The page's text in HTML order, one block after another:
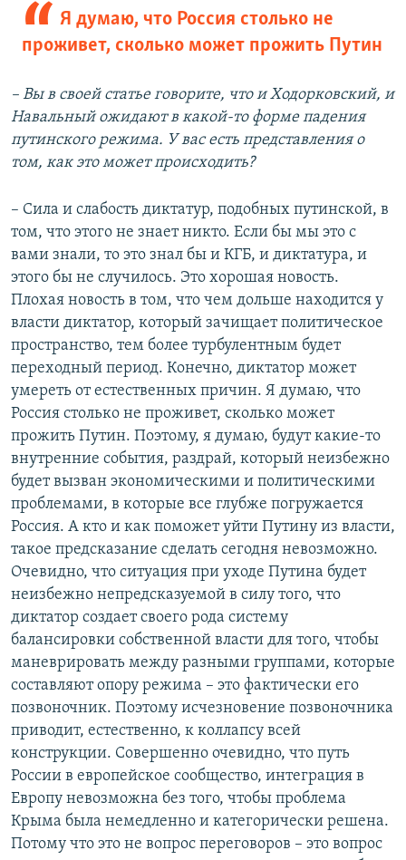
Я думаю, что Россия столько не
проживет, сколько может прожить Путин
– Вы в своей статье говорите, что и Ходорковский, и
Навальный ожидают в какой-то форме падения
путинского режима. У вас есть представления о
том, как это может происходить?
– Сила и слабость диктатур, подобных путинской, в
том, что этого не знает никто. Если бы мы это с
вами знали, то это знал бы и КГБ, и диктатура, и
этого бы не случилось. Это хорошая новость.
Плохая новость в том, что чем дольше находится у
власти диктатор, который зачищает политическое
пространство, тем более турбулентным будет
переходный период. Конечно, диктатор может
умереть от естественных причин. Я думаю, что
Россия столько не проживет, сколько может
прожить Путин. Поэтому, я думаю, будут какие-то
внутренние события, раздрай, который неизбежно
будет вызван экономическими и политическими
проблемами, в которые все глубже погружается
Россия. А кто и как поможет уйти Путину из власти,
такое предсказание сделать сегодня невозможно.
Очевидно, что ситуация при уходе Путина будет
неизбежно непредсказуемой в силу того, что
диктатор создает своего рода систему
балансировки собственной власти для того, чтобы
маневрировать между разными группами, которые
составляют опору режима – это фактически его
позвоночник. Поэтому исчезновение позвоночника
приводит, естественно, к коллапсу всей
конструкции. Совершенно очевидно, что путь
России в европейское сообщество, интеграция в
Европу невозможна без того, чтобы проблема
Крыма была немедленно и категорически решена.
Потому что это не вопрос переговоров – это вопрос